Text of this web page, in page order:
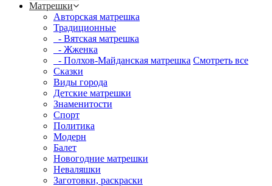
Матрешки
Авторская матрешка
Традиционные
- Вятская матрешка
- Жженка
- Полхов-Майданская матрешка Смотреть все
Сказки
Виды города
Детские матрешки
Знаменитости
Спорт
Политика
Модерн
Балет
Новогодние матрешки
Неваляшки
Заготовки, раскраски